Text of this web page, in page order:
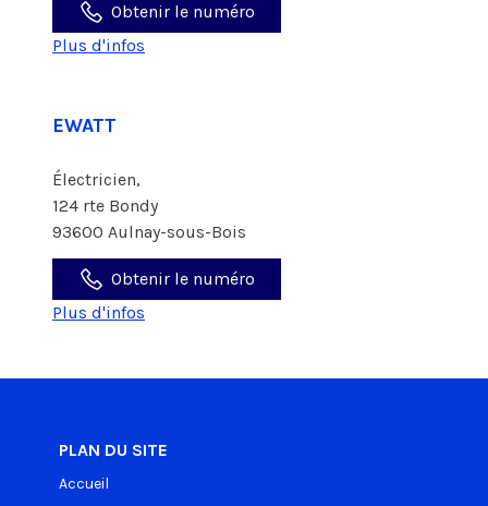
Obtenir le numéro
Plus d'infos
EWATT
Électricien,
124 rte Bondy
93600 Aulnay-sous-Bois
Obtenir le numéro
Plus d'infos
PLAN DU SITE
Accueil